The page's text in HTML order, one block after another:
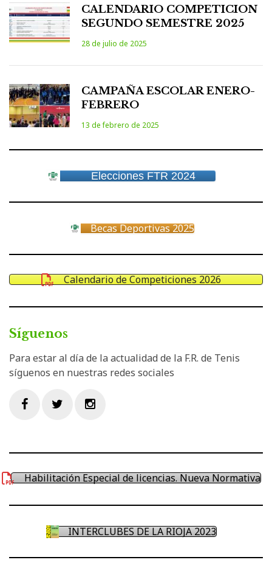
CALENDARIO COMPETICION
SEGUNDO SEMESTRE 2025
28 de julio de 2025
CAMPAÑA ESCOLAR ENERO-
FEBRERO
13 de febrero de 2025
Elecciones FTR 2024
Becas Deportivas 2025
Calendario de Competiciones 2026
Síguenos
Para estar al día de la actualidad de la F.R. de Tenis
síguenos en nuestras redes sociales
Habilitación Especial de licencias. Nueva Normativa
INTERCLUBES DE LA RIOJA 2023